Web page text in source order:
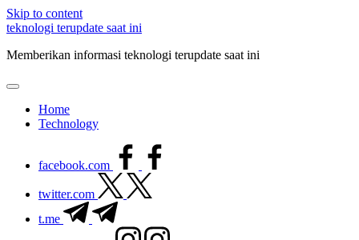
Skip to content
teknologi terupdate saat ini
Memberikan informasi teknologi terupdate saat ini
Home
Technology
facebook.com
twitter.com
t.me